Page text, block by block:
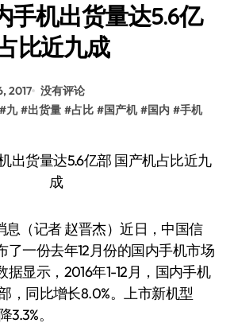
手机出货量达5.6亿
比近九成
2017 没有评论
#九 #出货量 #占比 #国产机 #国内 #手机
息（记者 赵晋杰）近日，中国信
了一份去年12月份的国内手机市场
显示，2016年1-12月，国内手机
，同比增长8.0%。上市新机型
。